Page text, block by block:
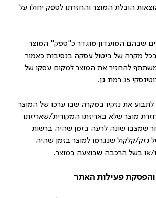
הובלת המוצר והחזרתו לספק יחולו על
שבהם המועדון מוגדר כ"ספק" המוצר
מקרה של ביטול עסקה בנסיבות כאמור
להחזיר את המוצר למקום עסקו של
רמת גן.
לתבוע את נזקיו במקרה שבו ערכו של המוצר
מוצר שלא באריזתו המקורית/שאריזתו
שמצבו שונה לרעה בזמן שהיה ברשות
קלקול שנגרמו למוצר בזמן שהיה
או בשל הרכבה שבוצעה במוצר.